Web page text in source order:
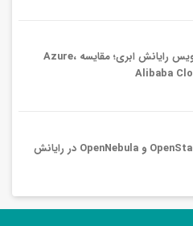
بهترین سرویس‌ رایانش ابری؛ مقایسه Azure،
مقایسه OpenStack و OpenNebula در رایانش